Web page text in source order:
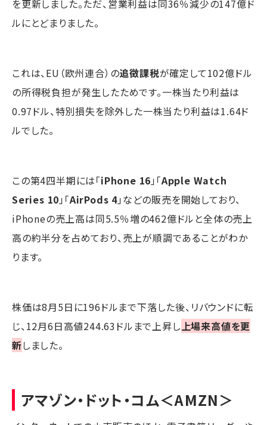
を更新しました。ただ、営業利益は同36％減少の147億ド
ルにとどまりました。
これは、EU（欧州連合）の追徴課税が確定して102億ドル
の所得税負担が発生したためです。一株当たり利益は
0.97ドル、特別損失を除外した一株当たり利益は1.64ド
ルでした。
この第4四半期には「iPhone 16 」「Apple Watch
Series 10 」「AirPods 4」などの販売を開始しており、
iPhoneの売上高は同5.5％増の462億ドルと全体の売上
高の約半分を占めており、売上が順調であることがわか
ります。
株価は8月5日に196ドルまで下落した後、リバウンドに転
じ、12月6日高値244.63ドルまで上昇し上場来高値を更
新しました。
アマゾン・ドット・コム＜AMZN＞